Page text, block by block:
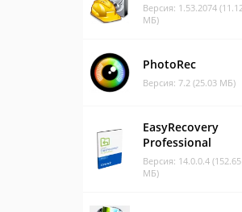
Версия: 1.53.2074
МБ)
PhotoRec
Версия: 7.2 (25.03 МБ)
EasyRecovery
Professional
Версия: 14.0.0.4 (152.65
МБ)